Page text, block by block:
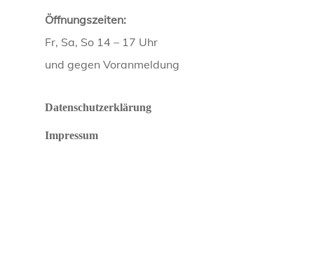
Öffnungszeiten:
Fr, Sa, So 14 – 17 Uhr
und gegen Voranmeldung
Datenschutzerklärung
Impressum